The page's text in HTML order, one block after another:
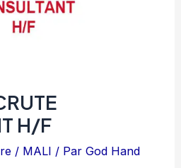
H/F
/ MALI / ParGod Hand